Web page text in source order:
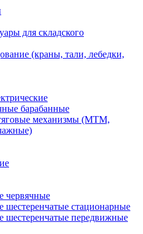
для складского
(краны, тали, лебедки,
барабанные
механизмы (МТМ,
червячные
шестеренчатые стационарные
шестеренчатые передвижные